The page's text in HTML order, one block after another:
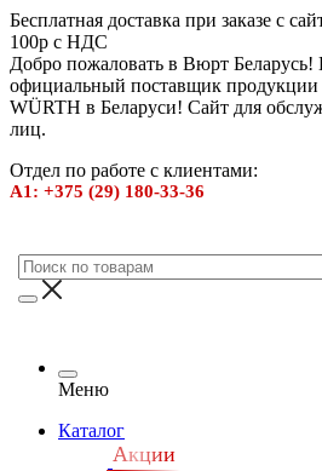
Бесплатная доставка при заказе с
100р с НДС
Добро пожаловать в Вюрт
официальный поставщик продукции
WÜRTH в Беларуси! Сайт для
лиц.
Отдел по работе с клиентами:
А1: +375 (29) 180-33-36
Меню
Каталог
Акции